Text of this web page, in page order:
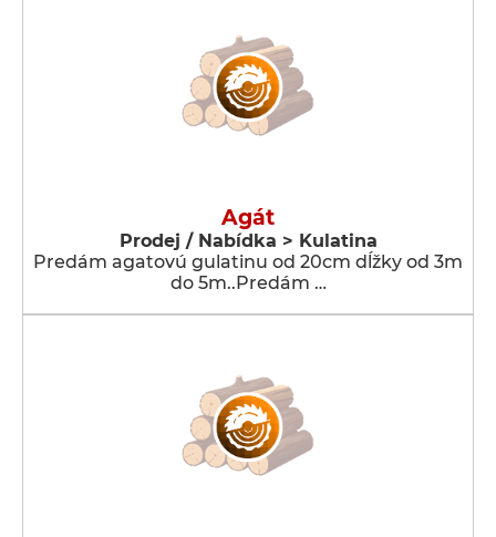
Agát
Prodej / Nabídka > Kulatina
Predám agatovú gulatinu od 20cm dĺžky od 3m
do 5m..Predám …